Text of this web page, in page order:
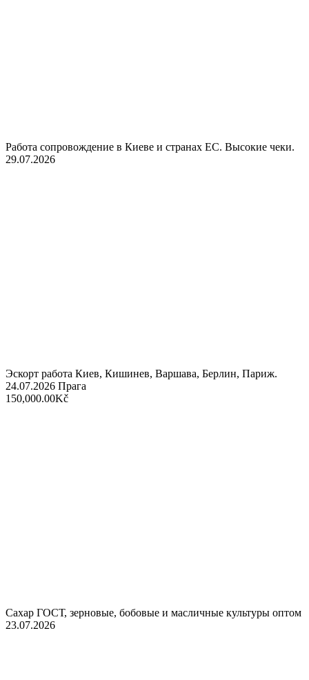
Работа сопровождение в Киеве и странах ЕС. Высокие чеки.
29.07.2026
Эскорт работа Киев, Кишинев, Варшава, Берлин, Париж.
24.07.2026 Прага
150,000.00Kč
Сахар ГОСТ, зерновые, бобовые и масличные культуры оптом
23.07.2026